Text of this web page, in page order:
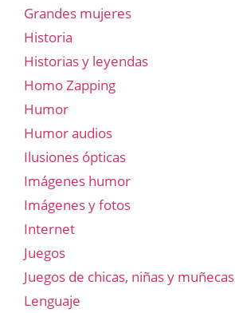
Grandes mujeres
Historia
Historias y leyendas
Homo Zapping
Humor
Humor audios
Ilusiones ópticas
Imágenes humor
Imágenes y fotos
Internet
Juegos
Juegos de chicas, niñas y muñecas
Lenguaje